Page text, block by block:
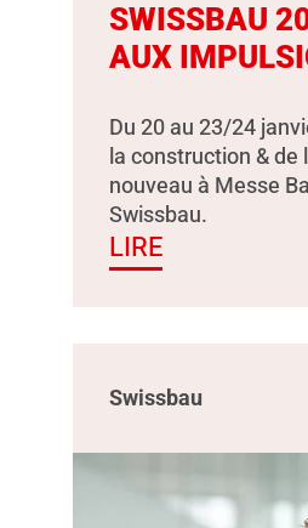
SWISSBAU
AUX
Du 20 au 23/24
la construction & de
nouveau à Messe
Swissbau.
LIRE
Swissbau